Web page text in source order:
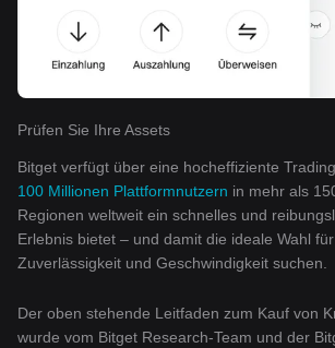
Prüfen Sie Ihre Assets
Bitget verfügt über eine hocheffiziente
100 Millionen Plattformnutzern in mehr als
Regionen weltweit ein schnelles und
Erlebnis bietet – und damit die ideale Wahl
Zuverlässigkeit und Geschwindigkeit suchen.
Der oben stehende Leitfaden zum Kauf von
wurde vom Bitget Research-Team und der